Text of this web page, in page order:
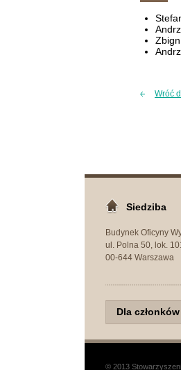
Wróć
Siedziba
Budynek Oficyny
ul. Polna 50, lok.
00-644 Warszawa
Dla członków
© 2013